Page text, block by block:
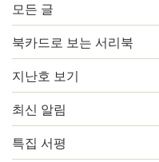
모든 글
북카드로 보는 서리북
지난호 보기
최신 알림
특집 서평